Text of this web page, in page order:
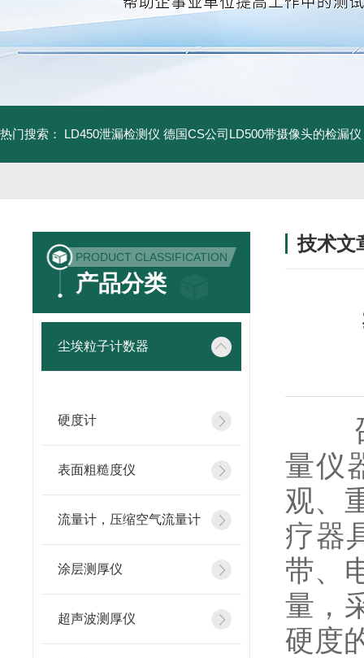
热门搜索： LD450泄漏检测仪 德国CS公司LD500带摄像头的检漏仪
PRODUCT CLASSIFICATION
产品分类
尘埃粒子计数器
硬度计
表面粗糙度仪
流量计，压缩空气流量计
涂层测厚仪
超声波测厚仪
技术文
邵
量仪
观、
疗器
带、
量，
硬度